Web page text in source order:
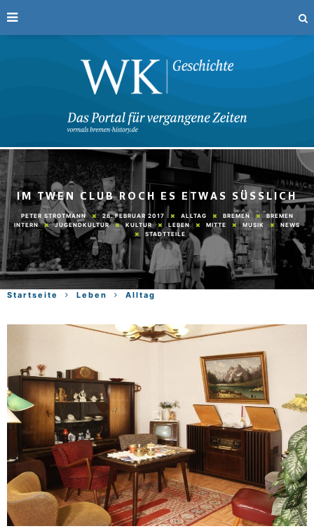
IM TWEN CLUB ROCH ES ETWAS SÜSSLICH
PETER STROTMANN 28. FEBRUAR 2017 ALLTAG BREMEN
BREMEN
INTERN
JUGENDKULTUR KULTUR LEBEN MITTE MUSIK
NEWS
STADTTEILE
Startseite Leben Alltag